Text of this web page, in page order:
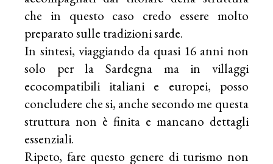
che in questo caso credo essere molto
preparato sulle tradizioni sarde.
In sintesi, viaggiando da quasi 16 anni non
solo per la Sardegna ma in villaggi
ecocompatibili italiani e europei, posso
concludere che si, anche secondo me questa
struttura non è finita e mancano dettagli
essenziali.
Ripeto, fare questo genere di turismo non